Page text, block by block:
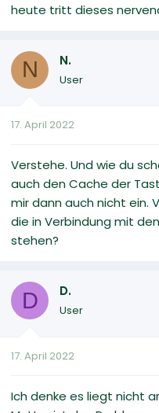
heute tritt dieses
N N.
User
17. April 2022
Verstehe. Und wie du
auch den Cache der
mir dann auch nicht ein.
die in Verbindung mit
stehen?
D D.
User
17. April 2022
Ich denke es liegt nicht